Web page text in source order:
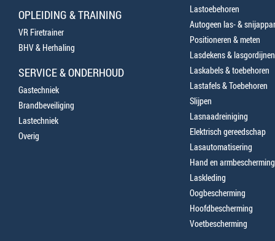
OPLEIDING & TRAINING
VR Firetrainer
BHV & Herhaling
SERVICE & ONDERHOUD
Gastechniek
Brandbeveiliging
Lastechniek
Overig
Lastoebehoren
Autogeen las- &
Positioneren & meten
Lasdekens & lasgordijnen
Laskabels & toebehoren
Lastafels & Toebehoren
Slijpen
Lasnaadreiniging
Elektrisch gereedschap
Lasautomatisering
Hand en armbescherming
Laskleding
Oogbescherming
Hoofdbescherming
Voetbescherming